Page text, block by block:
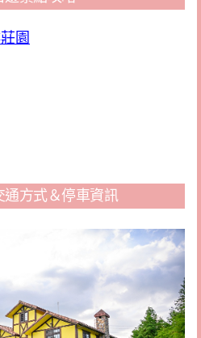
園
方式＆停車資訊